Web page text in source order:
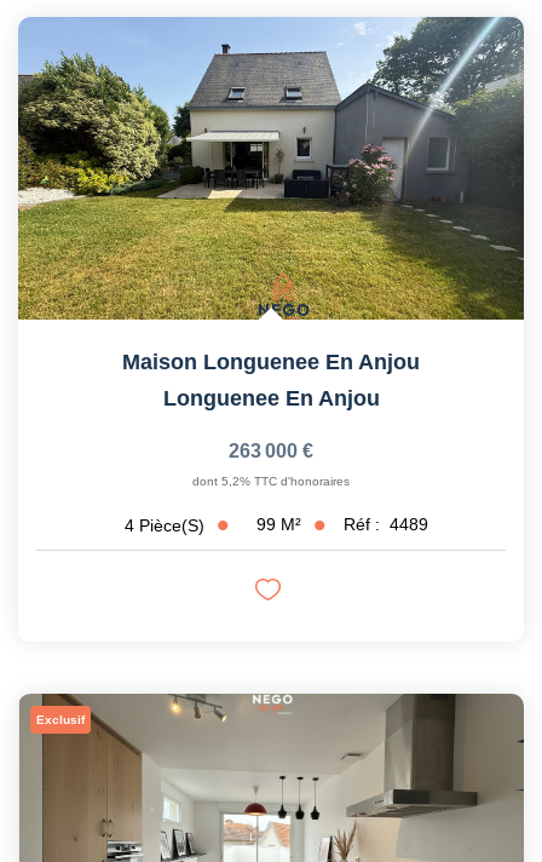
Maison Longuenee En Anjou
Longuenee En Anjou
263 000 €
dont 5,2% TTC d'honoraires
4 Pièce(s) 99 M² Réf : 4489
Exclusif